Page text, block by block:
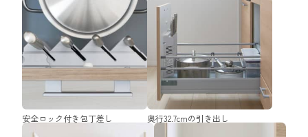
安全ロック付き包丁差し 奥行32.7cmの引き出し